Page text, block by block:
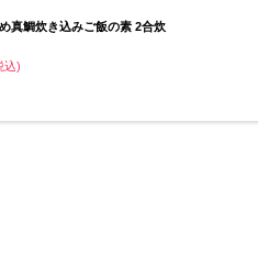
真鯛炊き込みご飯の素 2合炊
込)